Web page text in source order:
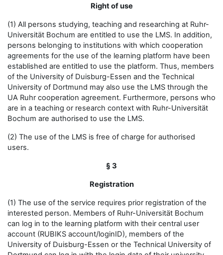
Right of use
(1) All persons studying, teaching and researching at Ruhr-
Universität Bochum are entitled to use the LMS. In addition,
persons belonging to institutions with which cooperation
agreements for the use of the learning platform have been
established are entitled to use the platform. Thus, members
of the University of Duisburg-Essen and the Technical
University of Dortmund may also use the LMS through the
UA Ruhr cooperation agreement. Furthermore, persons who
are in a teaching or research context with Ruhr-Universität
Bochum are authorised to use the LMS.
(2) The use of the LMS is free of charge for authorised
users.
§ 3
Registration
(1) The use of the service requires prior registration of the
interested person. Members of Ruhr-Universität Bochum
can log in to the learning platform with their central user
account (RUBIKS account/loginID), members of the
University of Duisburg-Essen or the Technical University of